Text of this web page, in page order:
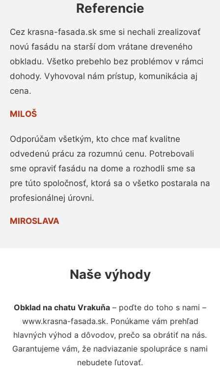
Referencie
Cez krasna-fasada.sk sme si nechali zrealizovať
novú fasádu na starší dom vrátane dreveného
obkladu. Všetko prebehlo bez problémov v rámci
dohody. Vyhovoval nám prístup, komunikácia aj
cena.
MILOŠ
Odporúčam všetkým, kto chce mať kvalitne
odvedenú prácu za rozumnú cenu. Potrebovali
sme opraviť fasádu na dome a rozhodli sme sa
pre túto spoločnosť, ktorá sa o všetko postarala na
profesionálnej úrovni.
MIROSLAVA
Naše výhody
Obklad na chatu Vrakuňa – poďte do toho s nami –
www.krasna-fasada.sk. Ponúkame vám prehľad
hlavných výhod a dôvodov, prečo sa obrátiť na nás.
Garantujeme vám, že nadviazanie spolupráce s nami
nebudete ľutovať.